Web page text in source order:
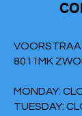
8011MK
MONDAY:
TUESDAY: